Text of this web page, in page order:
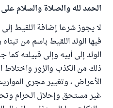
الحمد لله والصلاة والسلام
لا يجوز شرعا إضافة اللقيط
فيها الولد اللقيط باسم من
الولد إلى أبيه وإلى قبيلته كما
ذلك من الكذب والزور
الأعراض ، وتغيير مجرى
غير مستحق وإحلال الحرام